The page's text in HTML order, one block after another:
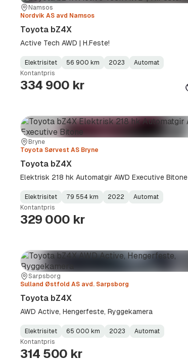
Sted:
Namsos
Forhandler:
Nordvik AS avd Namsos
Toyota bZ4X
Active Tech AWD | H.Feste!
Fuel
Type:
Elektrisitet
Kilometerstand:
56 900 km
Model
Year:
2023
Gearbox
Type:
Automat
Kontantpris
334 900 kr
Sted:
Bryne
Forhandler:
Toyota Sørvest AS Bryne
Toyota bZ4X
Elektrisk 218 hk Automatgir AWD Executive Bitone
Fuel
Type:
Elektrisitet
Kilometerstand:
79 554 km
Model
Year:
2022
Gearbox
Type:
Automat
Kontantpris
329 000 kr
Sted:
Sarpsborg
Forhandler:
Sulland Østfold AS avd. Sarpsborg
Toyota bZ4X
AWD Active, Hengerfeste, Ryggekamera
Fuel
Type:
Elektrisitet
Kilometerstand:
65 000 km
Model
Year:
2023
Gearbox
Type:
Automat
Kontantpris
314 500 kr